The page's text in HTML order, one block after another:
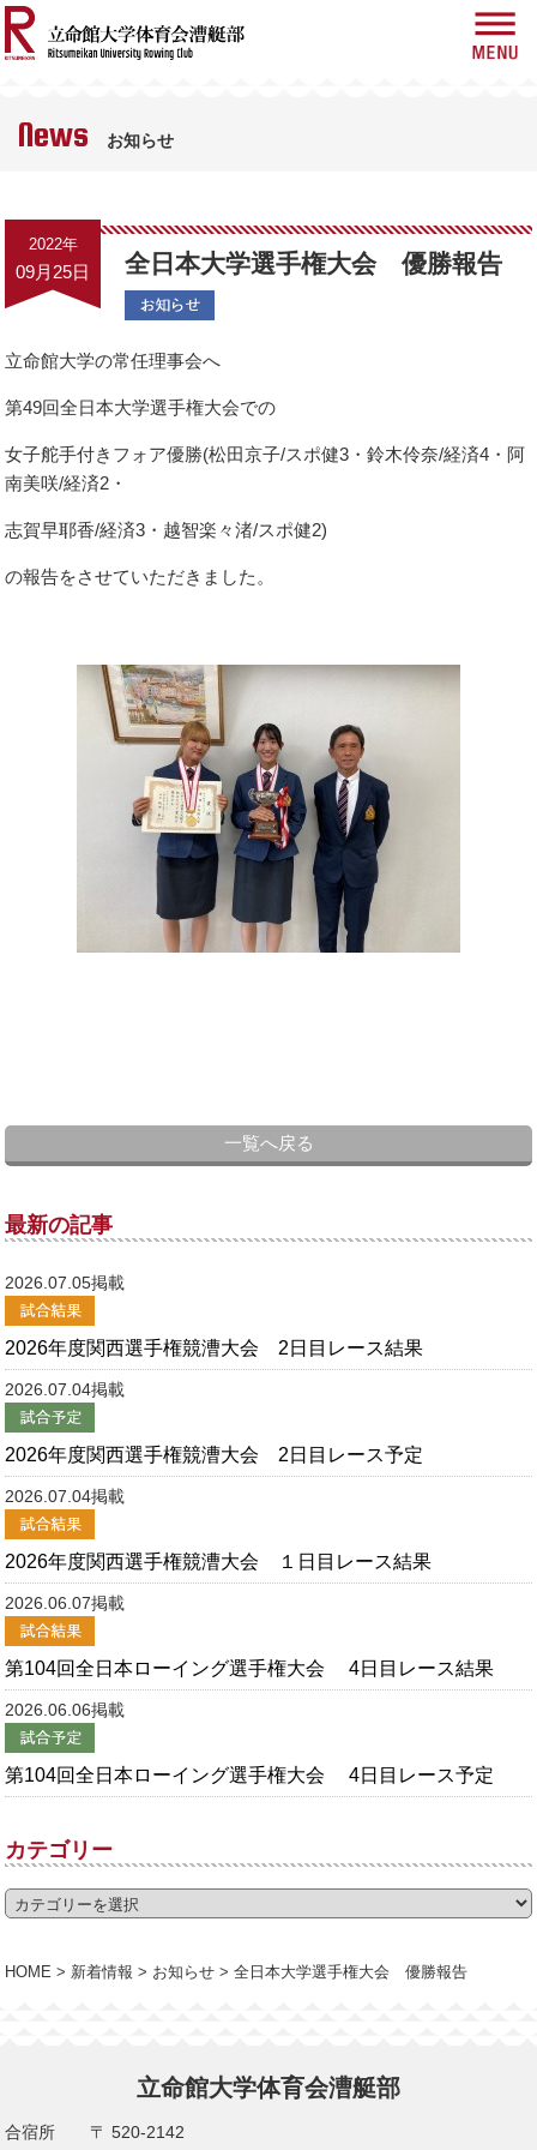
History 歴史
大会情報
Blog ブログ
Gallery
Graduates
Contact お問い合わせ
News お知らせ
2022年
09月25日 全日本大学選手権大会 優勝報告
立命館大学の常任理事会へ
第49回全日本大学選手権大会での
女子舵手付きフォア優勝(松田京子/スポ健3・鈴木伶奈/経済4・阿
南美咲/経済2・
志賀早耶香/経済3・越智楽々渚/スポ健2)
の報告をさせていただきました。
一覧へ戻る
最新の記事
2026.07.05掲載
2026年度関西選手権競漕大会 2日目レース結果
2026.07.04掲載
2026年度関西選手権競漕大会 2日目レース予定
2026.07.04掲載
2026年度関西選手権競漕大会 １日目レース結果
2026.06.07掲載
第104回全日本ローイング選手権大会 4日目レース結果
2026.06.06掲載
第104回全日本ローイング選手権大会 4日目レース予定
カテゴリー
HOME > 新着情報 > お知らせ >全日本大学選手権大会 優勝報告
立命館大学体育会漕艇部
合宿所
〒 520-2142